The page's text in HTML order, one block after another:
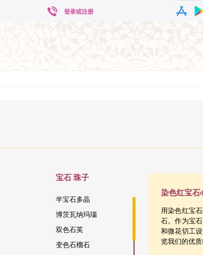
登录或注册
宝石 珠子
半宝石多晶
博茨瓦纳玛瑙
双色石英
变色石榴石
染色红宝
用染色红宝石
石。作为宝
和微花切工
览我们的优